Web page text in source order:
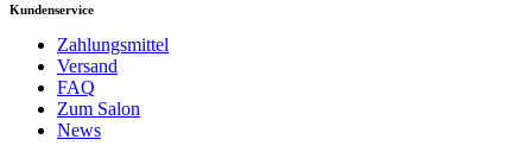
Kundenservice
Zahlungsmittel
Versand
FAQ
Zum Salon
News